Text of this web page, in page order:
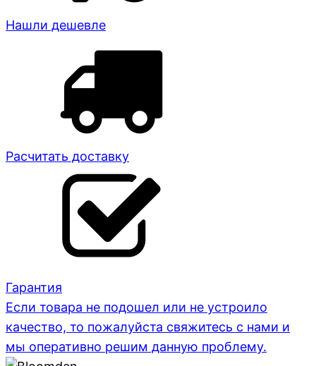
Нашли дешевле
Расчитать доставку
Гарантия
Если товара не подошел или не устроило
качество, то пожалуйста свяжитесь с нами и
мы оперативно решим данную проблему.